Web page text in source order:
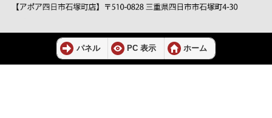
パネル PC 表示 ホーム